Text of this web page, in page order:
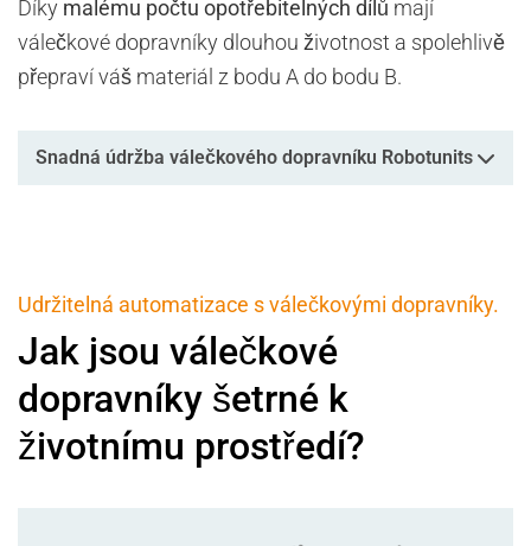
Díky malému počtu opotřebitelných dílů mají
válečkové dopravníky dlouhou životnost a spolehlivě
přepraví váš materiál z bodu A do bodu B.
Snadná údržba válečkového dopravníku Robotunits
Udržitelná automatizace s válečkovými dopravníky.
Jak jsou válečkové
dopravníky šetrné k
životnímu prostředí?